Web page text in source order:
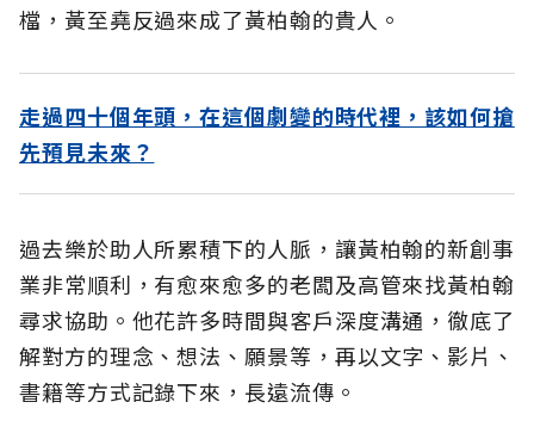
檔，黃至堯反過來成了黃柏翰的貴人。
走過四十個年頭，在這個劇變的時代裡，該如何搶
先預見未來？
過去樂於助人所累積下的人脈，讓黃柏翰的新創事
業非常順利，有愈來愈多的老闆及高管來找黃柏翰
尋求協助。他花許多時間與客戶深度溝通，徹底了
解對方的理念、想法、願景等，再以文字、影片、
書籍等方式記錄下來，長遠流傳。